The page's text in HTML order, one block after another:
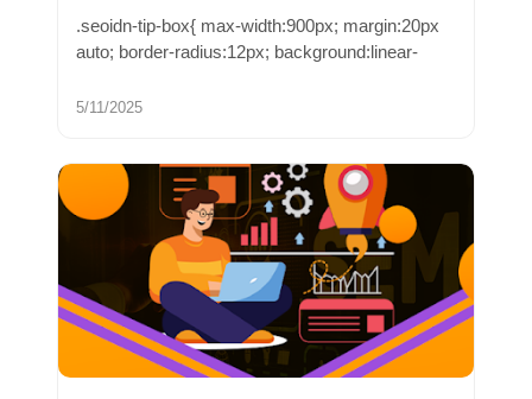
.seoidn-tip-box{ max-width:900px; margin:20px
auto; border-radius:12px; background:linear-
5/11/2025